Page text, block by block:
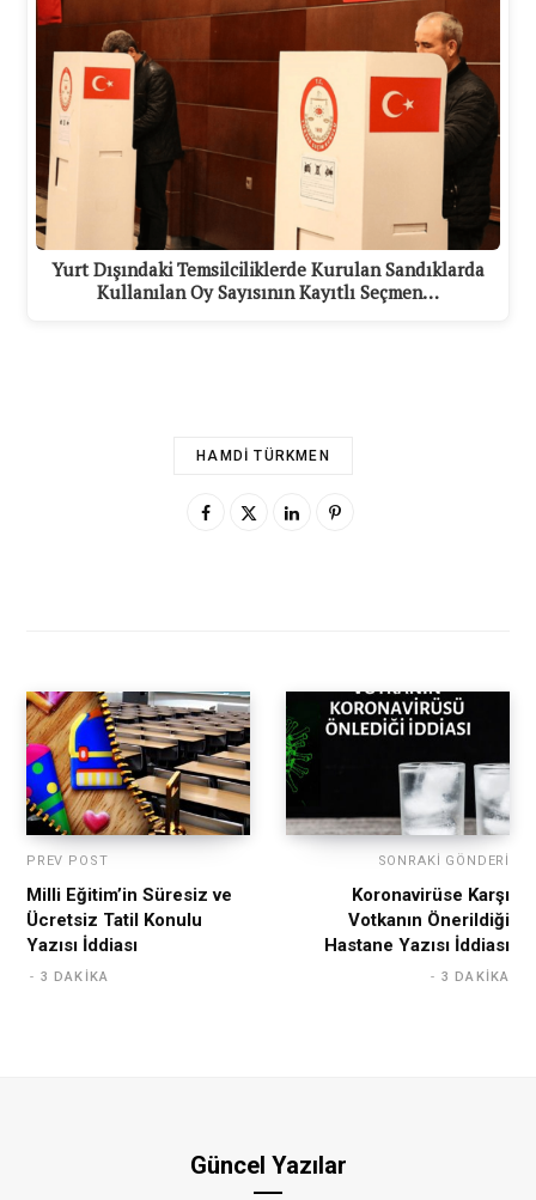
Yurt Dışındaki Temsilciliklerde Kurulan Sandıklarda
Kullanılan Oy Sayısının Kayıtlı Seçmen…
HAMDI TÜRKMEN
PREV POST
Milli Eğitim’in Süresiz ve
Ücretsiz Tatil Konulu
Yazısı İddiası
3 DAKIKA
SONRAKI GÖNDERI
Koronavirüse Karşı
Votkanın Önerildiği
Hastane Yazısı İddiası
3 DAKIKA
Güncel Yazılar